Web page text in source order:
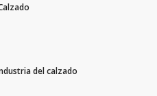
del calzado